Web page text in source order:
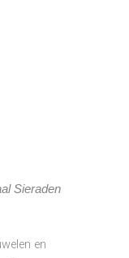
Sieraden
en